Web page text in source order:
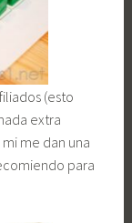
(esto
extra
me dan una
para